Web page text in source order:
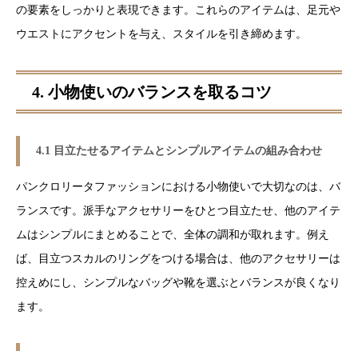
の要素をしっかりと表現できます。これらのアイテムは、足元や
ウエストにアクセントを与え、スタイルを引き締めます。
4. 小物使いのバランスを取るコツ
4.1 目立たせるアイテムとシンプルアイテムの組み合わせ
パンクロリータファッションにおける小物使いで大切なのは、バ
ランスです。派手なアクセサリーをひとつ目立たせ、他のアイテ
ムはシンプルにまとめることで、全体の調和が取れます。例え
ば、目立つスカルのリングをつける場合は、他のアクセサリーは
控えめにし、シンプルなバッグや靴を選ぶとバランスが良くなり
ます。